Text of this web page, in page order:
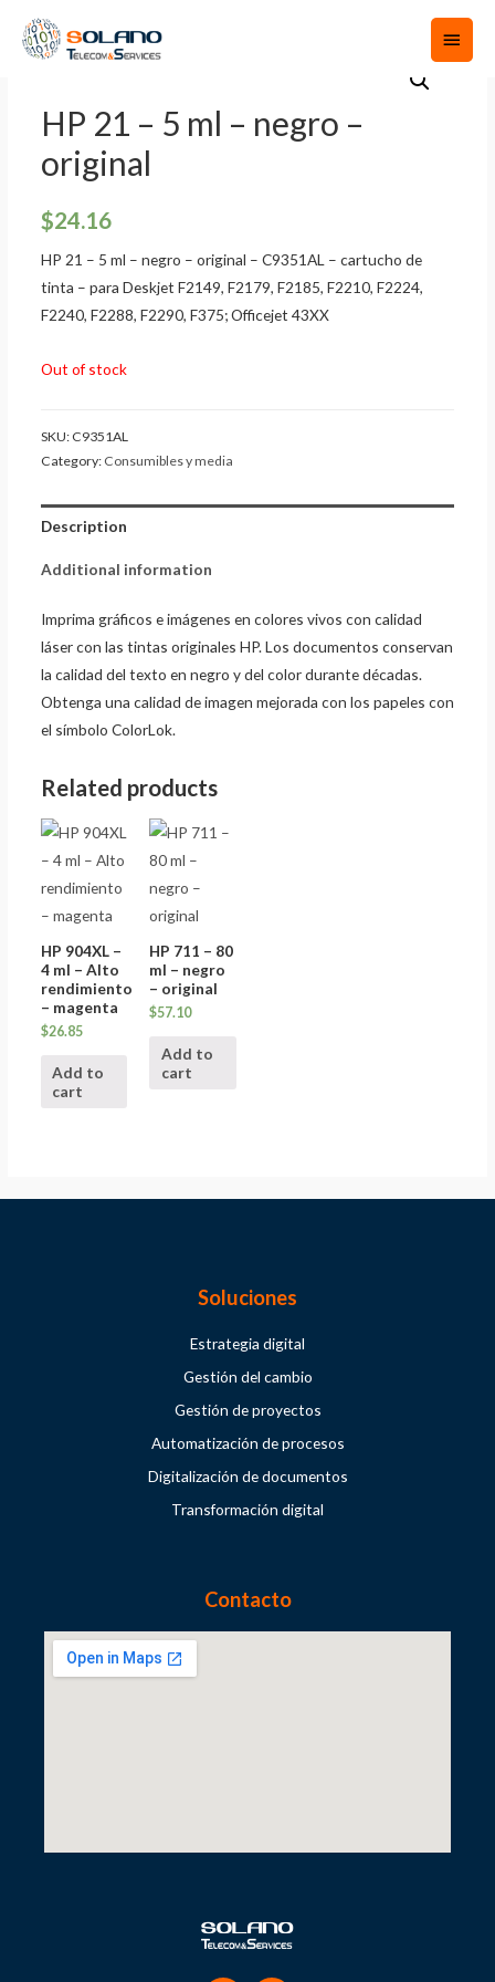
HP 21 – 5 ml – negro –
original
$24.16
HP 21 – 5 ml – negro – original – C9351AL – cartucho de
tinta – para Deskjet F2149, F2179, F2185, F2210, F2224,
F2240, F2288, F2290, F375; Officejet 43XX
Out of stock
SKU: C9351AL
Category: Consumibles y media
Description
Additional information
Imprima gráficos e imágenes en colores vivos con calidad
láser con las tintas originales HP. Los documentos conservan
la calidad del texto en negro y del color durante décadas.
Obtenga una calidad de imagen mejorada con los papeles con
el símbolo ColorLok.
Related products
HP 904XL –
4 ml – Alto
rendimiento
– magenta
$26.85
Add to
cart
HP 711 – 80
ml – negro
– original
$57.10
Add to
cart
Soluciones
Estrategia digital
Gestión del cambio
Gestión de proyectos
Automatización de procesos
Digitalización de documentos
Transformación digital
Contacto